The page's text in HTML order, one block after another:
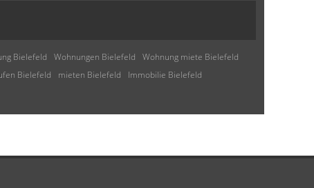
Bielefeld Wohnungen Bielefeld
Wohnung miete Bielefeld
Bielefeld mieten Bielefeld
Immobilie Bielefeld